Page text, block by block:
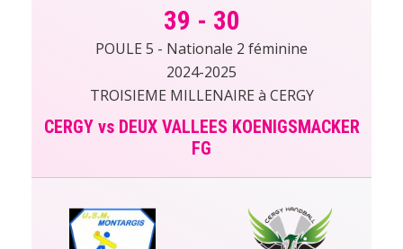
39 - 30
POULE 5 - Nationale 2 féminine
2024-2025
TROISIEME MILLENAIRE à CERGY
CERGY vs DEUX VALLEES KOENIGSMACKER
FG